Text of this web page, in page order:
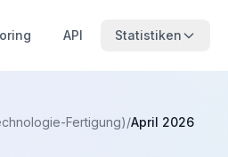
API Statistiken
Fertigung)/April 2026